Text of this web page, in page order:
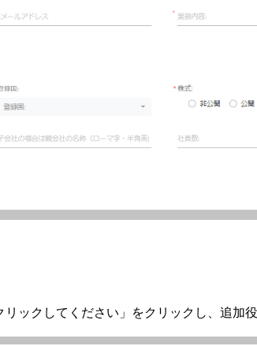
ックしてください」をクリックし、追加